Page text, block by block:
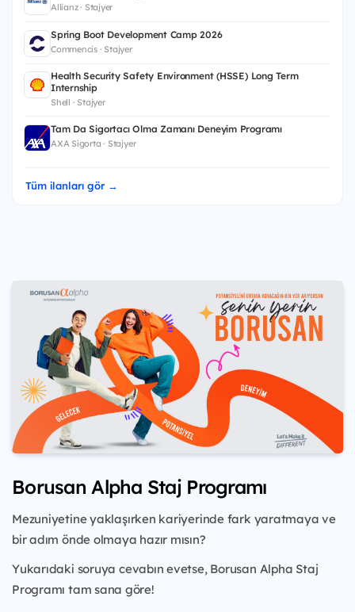
Allianz · Stajyer
Spring Boot Development Camp 2026
Commencis · Stajyer
Health Security Safety Environment (HSSE) Long Term
Internship
Shell · Stajyer
Tam Da Sigortacı Olma Zamanı Deneyim Programı
AXA Sigorta · Stajyer
Tüm ilanları gör →
Borusan Alpha Staj Programı
Mezuniyetine yaklaşırken kariyerinde fark yaratmaya ve
bir adım önde olmaya hazır mısın?
Yukarıdaki soruya cevabın evetse, Borusan Alpha Staj
Programı tam sana göre!